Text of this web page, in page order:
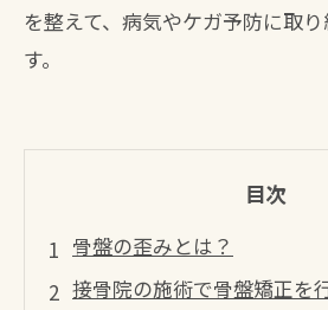
を整えて、病気やケガ予防に取
す。
目次
骨盤の歪みとは？
接骨院の施術で骨盤矯正を